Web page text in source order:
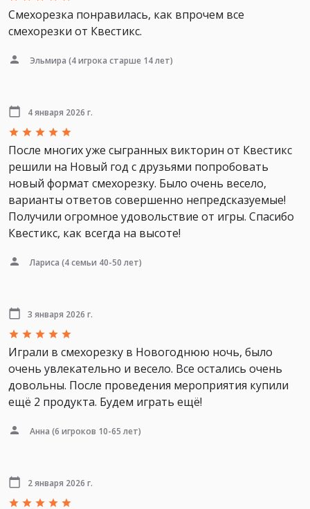
Смехорезка понравилась, как впрочем все
смехорезки от Квестикс.
Эльмира (4 игрока старше 14 лет)
4 января 2026 г.
После многих уже сыгранных викторин от Квестикс
решили на Новый год с друзьями попробовать
новый формат смехорезку. Было очень весело,
варианты ответов совершенно непредсказуемые!
Получили огромное удовольствие от игры. Спасибо
Квестикс, как всегда на высоте!
Лариса (4 семьи 40-50 лет)
3 января 2026 г.
Играли в смехорезку в Новогоднюю ночь, было
очень увлекательно и весело. Все остались очень
довольны. После проведения мероприятия купили
ещё 2 продукта. Будем играть ещё!
Анна (6 игроков 10-65 лет)
2 января 2026 г.